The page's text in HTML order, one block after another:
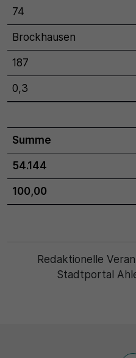
74
Brockhausen
187
0,3
Summe
54.144
100,00
Redaktionelle
Stadtportal